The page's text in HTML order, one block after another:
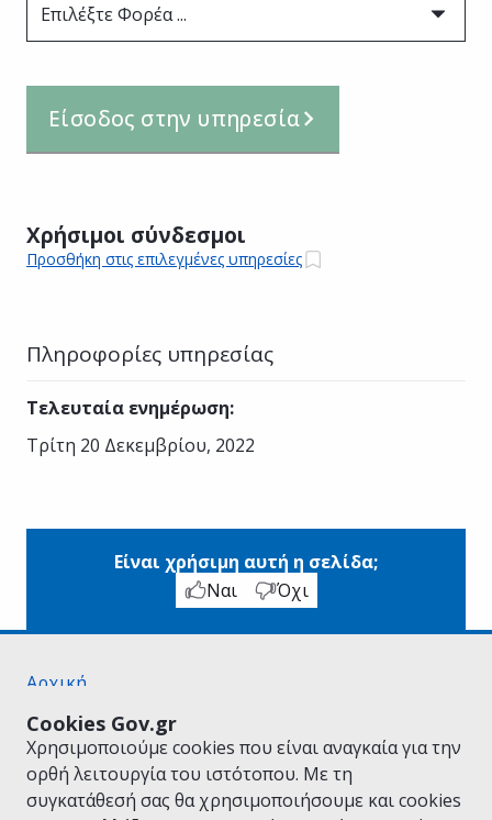
Cookies Gov.gr
Χρησιμοποιούμε cookies που είναι αναγκαία για την
ορθή λειτουργία του ιστότοπου. Με τη
συγκατάθεσή σας θα χρησιμοποιήσουμε και cookies
Επιλέξτε Φορέα ...
Είσοδος στην υπηρεσία
Χρήσιμοι σύνδεσμοι
Προσθήκη στις επιλεγμένες υπηρεσίες
Πληροφορίες υπηρεσίας
Τελευταία ενημέρωση:
Τρίτη 20 Δεκεμβρίου, 2022
Είναι χρήσιμη αυτή η σελίδα;
Ναι
Όχι
Αρχική
Όροι Χρήσης
Πολιτική Απορρήτου
Δήλωση προσβασιμότητας
Πολιτική cookies